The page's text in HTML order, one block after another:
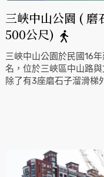
三峽中山公園 (
500公尺)
三峽中山公園於民國16
名，位於三峽區中山路
除了有3座磨石子溜滑梯
涼亭造景，是附近民眾
街、三峽區歷史文物館